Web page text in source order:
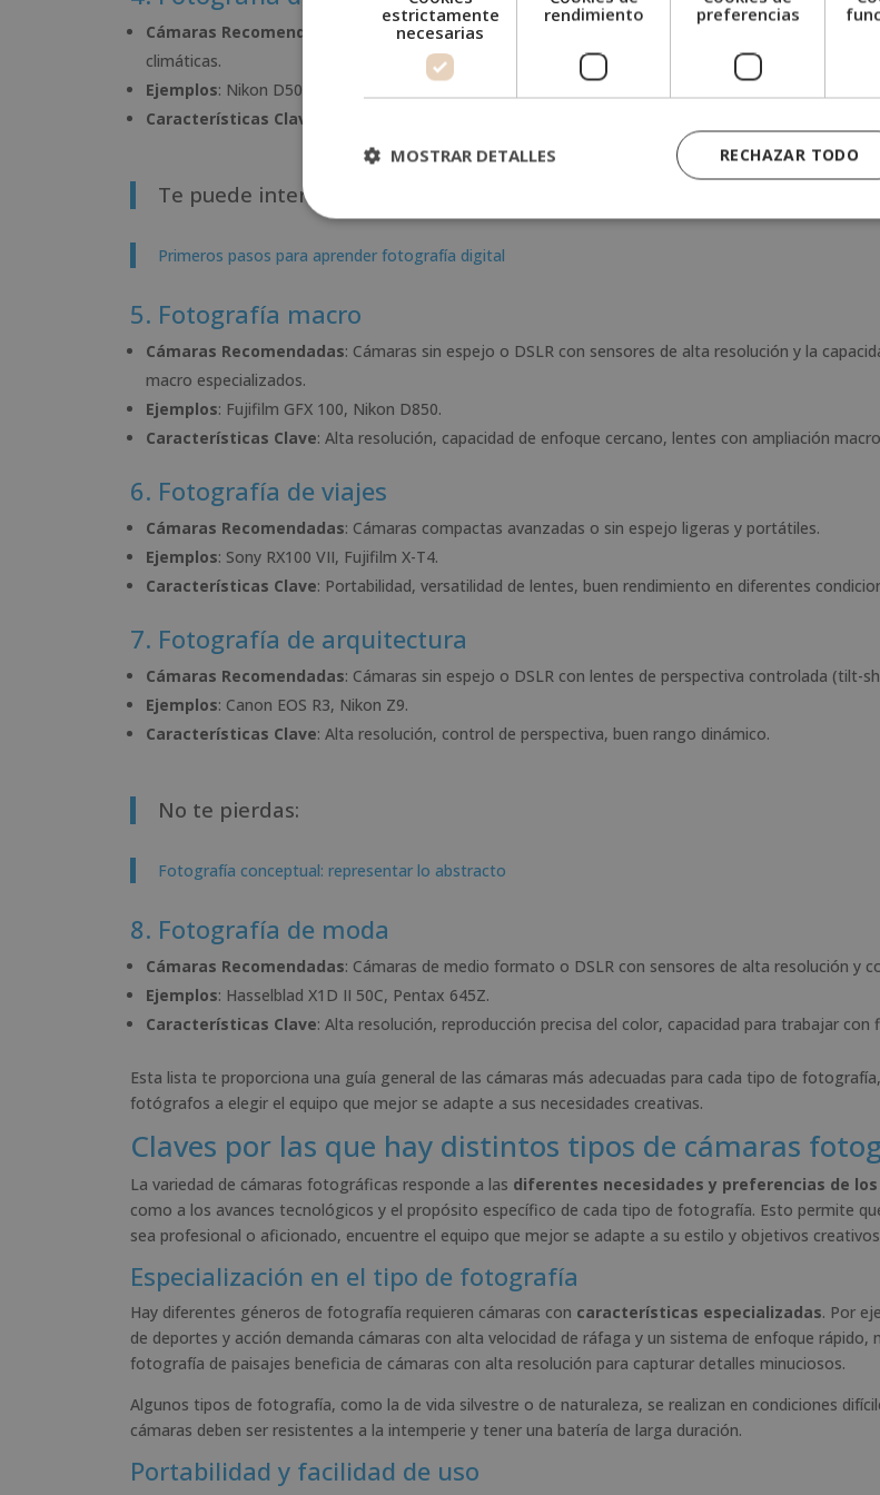
Cámaras Recomendadas
: Cámaras DSLR o sin espejo con buen rendimiento en teleobjetivos y
climáticas.
Ejemplos: Nikon D500, Canon EOS R6.
Características Clave
Te puede interesar:
Primeros pasos para aprender fotografía digital
5. Fotografía macro
Cámaras Recomendadas: Cámaras sin espejo o DSLR con sensores de alta resolución y la
macro especializados.
Ejemplos: Fujifilm GFX 100, Nikon D850.
Características Clave: Alta resolución, capacidad de enfoque cercano, lentes con ampliación
6. Fotografía de viajes
Cámaras Recomendadas: Cámaras compactas avanzadas o sin espejo ligeras y portátiles.
Ejemplos: Sony RX100 VII, Fujifilm X-T4.
Características Clave: Portabilidad, versatilidad de lentes, buen rendimiento en diferentes
7. Fotografía de arquitectura
Cámaras Recomendadas: Cámaras sin espejo o DSLR con lentes de perspectiva controlada (tilt-
Ejemplos: Canon EOS R3, Nikon Z9.
Características Clave: Alta resolución, control de perspectiva, buen rango dinámico.
No te pierdas:
Fotografía conceptual: representar lo abstracto
8. Fotografía de moda
Cámaras Recomendadas: Cámaras de medio formato o DSLR con sensores de alta resolución y
Ejemplos: Hasselblad X1D II 50C, Pentax 645Z.
Características Clave: Alta resolución, reproducción precisa del color, capacidad para trabajar con
Esta lista te proporciona una guía general de las cámaras más adecuadas para cada tipo de
fotógrafos a elegir el equipo que mejor se adapte a sus necesidades creativas.
Claves por las que hay distintos tipos de cámaras
La variedad de cámaras fotográficas responde a las diferentes necesidades y preferencias de
como a los avances tecnológicos y el propósito específico de cada tipo de fotografía. Esto permite
sea profesional o aficionado, encuentre el equipo que mejor se adapte a su estilo y objetivos
Especialización en el tipo de fotografía
Hay diferentes géneros de fotografía requieren cámaras con características especializadas. Por
de deportes y acción demanda cámaras con alta velocidad de ráfaga y un sistema de enfoque rápido,
fotografía de paisajes beneficia de cámaras con alta resolución para capturar detalles minuciosos.
Algunos tipos de fotografía, como la de vida silvestre o de naturaleza, se realizan en condiciones
cámaras deben ser resistentes a la intemperie y tener una batería de larga duración.
Portabilidad y facilidad de uso
estrictamente
necesarias
rendimiento
preferencias
RECHAZAR TODO
MOSTRAR DETALLES